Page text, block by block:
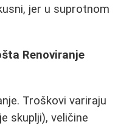
jer u suprotnom
Renoviranje
Troškovi variraju
skuplji), veličine